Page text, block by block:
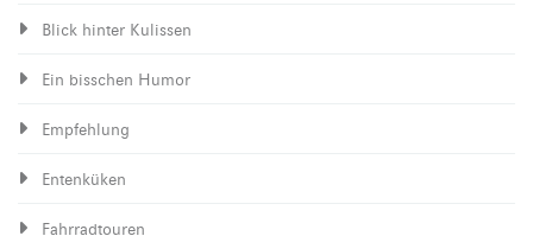
Blick hinter Kulissen
Ein bisschen Humor
Empfehlung
Entenküken
Fahrradtouren